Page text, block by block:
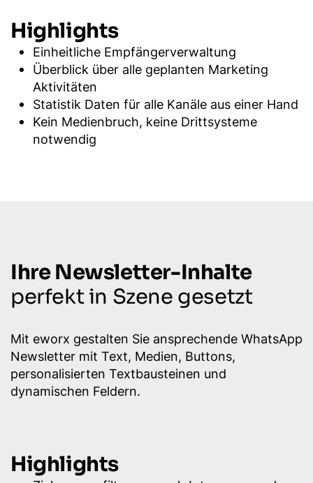
Highlights
Einheitliche Empfängerverwaltung
Überblick über alle geplanten Marketing
Aktivitäten
Statistik Daten für alle Kanäle aus einer Hand
Kein Medienbruch, keine Drittsysteme
notwendig
Ihre Newsletter-Inhalte
perfekt in Szene gesetzt
Mit eworx gestalten Sie ansprechende WhatsApp
Newsletter mit Text, Medien, Buttons,
personalisierten Textbausteinen und
dynamischen Feldern.
Highlights